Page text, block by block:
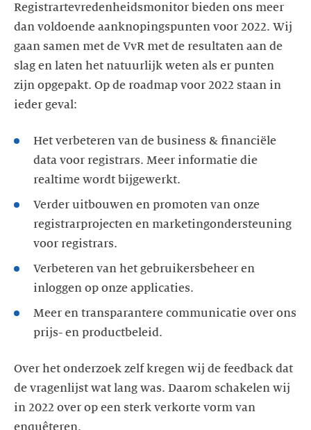
Registrartevredenheidsmonitor bieden ons meer
dan voldoende aanknopingspunten voor 2022. Wij
gaan samen met de VvR met de resultaten aan de
slag en laten het natuurlijk weten als er punten
zijn opgepakt. Op de roadmap voor 2022 staan in
ieder geval:
Het verbeteren van de business & financiële
data voor registrars. Meer informatie die
Verder uitbouwen en promoten van onze
registrarprojecten en marketingondersteuning
Verbeteren van het gebruikersbeheer en
Meer en transparantere communicatie over ons
prijs- en productbeleid.
Over het onderzoek zelf kregen wij de feedback dat
de vragenlijst wat lang was. Daarom schakelen wij
in 2022 over op een sterk verkorte vorm van
enquêteren.